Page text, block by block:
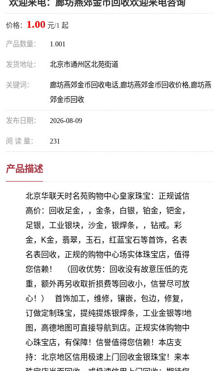
欢迎来电：廊坊燕郊金币回收欢迎来电咨询
价格： 1.00 元/1 起
产品数量： 1.001
发货地址： 北京市通州区北苑街道
关键词：
廊坊燕郊金币回收电话,廊坊燕郊金币回收价格,廊坊燕
郊金币回收
发布日期： 2026-08-09
阅 读 量： 231
产品描述
北京华联天时名苑购物中心皇家珠宝：正规诚信
高价：回收足金，，金条，白银，铂金，钯金，
足银，工业银块，沙金，银焊条，，钻戒。彩
金，K金，翡翠，玉石，红蓝宝石等首饰，名表
名表回收，正规的购物中心场实体珠宝店，值得
您信赖！ （回收优势：回收没有故意压低的克
重，额外再另收取折损费等回收小，信誉尽可放
心！） 首饰加工，维修，镶嵌，包边，修复，
订做定制珠宝，提纯提炼银焊条，工业金银等!地
图，高德地图可直接导航到店。正规实体购物中
心珠宝店，有保障！信誉值得您信赖！本店支
持：北京地区信用极速上门回收金银珠宝！来本